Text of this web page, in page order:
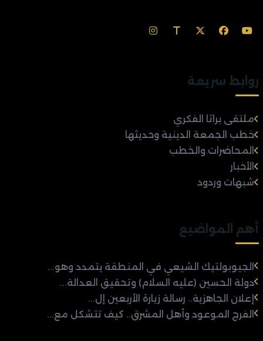
روابط سريعة
ملتقى براثا الفكري
خطب الجمعة الدينية وحديثها
المحاضرات والخطب
الأخبار
شبهات وردود
أهم المواضيع
الجيوبولتيك الشيعي في المنطقة يتمدد وهو...
دولة الحسين (عليه السلام) وتحقيق العدالة...
إعلان الجاهزية.. رسالة زيارة الأربعين إل...
الفرج الموعود وأهل المشرق.. كيف تتشكل مع...